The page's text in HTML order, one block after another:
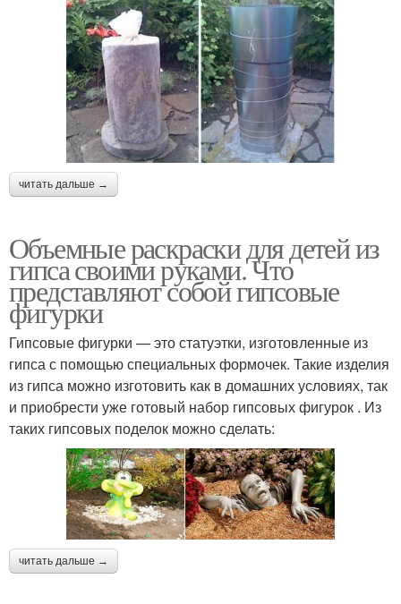
читать дальше →
Объемные раскраски для детей из
гипса своими руками. Что
представляют собой гипсовые
фигурки
Гипсовые фигурки — это статуэтки, изготовленные из
гипса с помощью специальных формочек. Такие изделия
из гипса можно изготовить как в домашних условиях, так
и приобрести уже готовый набор гипсовых фигурок . Из
таких гипсовых поделок можно сделать:
читать дальше →